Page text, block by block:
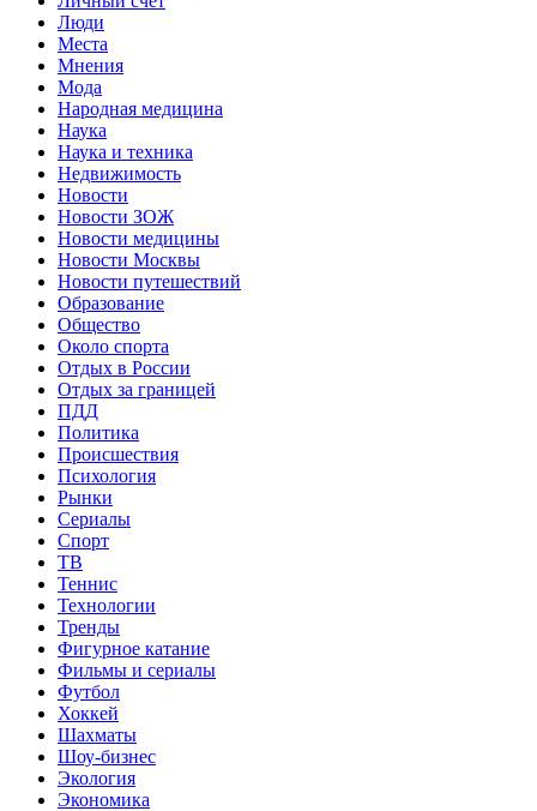
Люди
Места
Мнения
Мода
Народная медицина
Наука
Наука и техника
Недвижимость
Новости
Новости ЗОЖ
Новости медицины
Новости Москвы
Новости путешествий
Образование
Общество
Около спорта
Отдых в России
Отдых за границей
ПДД
Политика
Происшествия
Психология
Рынки
Сериалы
Спорт
ТВ
Теннис
Технологии
Тренды
Фигурное катание
Фильмы и сериалы
Футбол
Хоккей
Шахматы
Шоу-бизнес
Экология
Экономика